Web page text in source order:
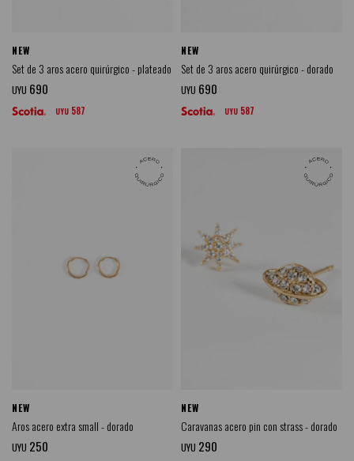
NEW
Set de 3 aros acero quirúrgico - plateado
UYU 690
UYU 587
NEW
Set de 3 aros acero quirúrgico - dorado
UYU 690
UYU 587
NEW
Aros acero extra small - dorado
UYU 250
NEW
Caravanas acero pin con strass - dorado
UYU 290